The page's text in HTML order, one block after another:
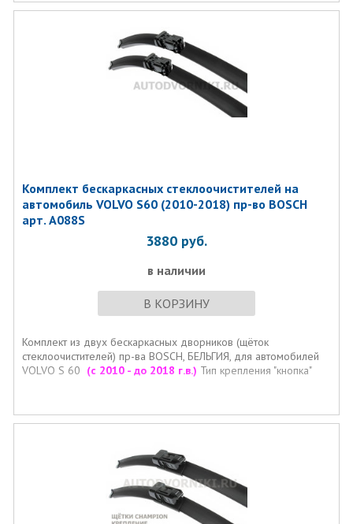
Комплект бескаркаcных стеклоочистителей на
автомобиль VOLVO S60 (2010-2018) пр-во BOSCH
арт. A088S
3880 руб.
в наличии
В КОРЗИНУ
Комплект из двух бескаркаcных дворников (щёток
стеклоочистителей) пр-ва BOSCH, БЕЛЬГИЯ, для автомобилей
VOLVO S 60 (с 2010 - до 2018 г.в.) Тип крепления "кнопка"